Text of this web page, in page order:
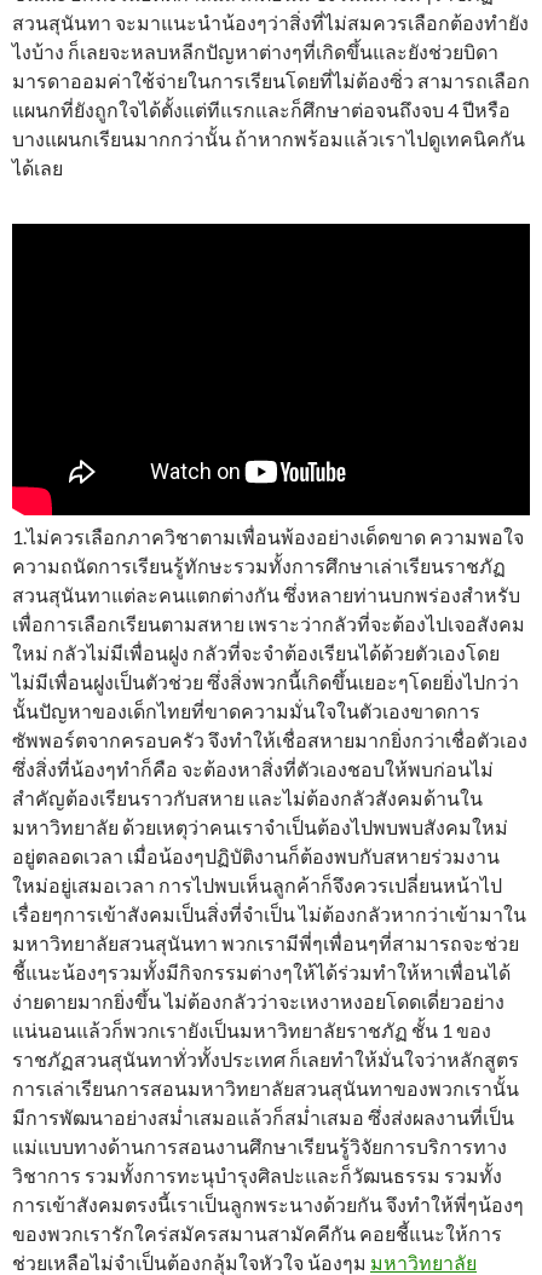
สวนสุนันทา จะมาแนะนำน้องๆว่าสิ่งที่ไม่สมควรเลือกต้องทำยัง
ไงบ้าง ก็เลยจะหลบหลีกปัญหาต่างๆที่เกิดขึ้นและยังช่วยบิดา
มารดาออมค่าใช้จ่ายในการเรียนโดยที่ไม่ต้องซิ่ว สามารถเลือก
แผนกที่ยังถูกใจได้ตั้งแต่ทีแรกและก็ศึกษาต่อจนถึงจบ 4 ปีหรือ
บางแผนกเรียนมากกว่านั้น ถ้าหากพร้อมแล้วเราไปดูเทคนิคกัน
ได้เลย
1.ไม่ควรเลือกภาควิชาตามเพื่อนพ้องอย่างเด็ดขาด ความพอใจ
ความถนัดการเรียนรู้ทักษะรวมทั้งการศึกษาเล่าเรียนราชภัฏ
สวนสุนันทาแต่ละคนแตกต่างกัน ซึ่งหลายท่านบกพร่องสำหรับ
เพื่อการเลือกเรียนตามสหาย เพราะว่ากลัวที่จะต้องไปเจอสังคม
ใหม่ กลัวไม่มีเพื่อนฝูง กลัวที่จะจำต้องเรียนได้ด้วยตัวเองโดย
ไม่มีเพื่อนฝูงเป็นตัวช่วย ซึ่งสิ่งพวกนี้เกิดขึ้นเยอะๆโดยยิ่งไปกว่า
นั้นปัญหาของเด็กไทยที่ขาดความมั่นใจในตัวเองขาดการ
ซัพพอร์ตจากครอบครัว จึงทำให้เชื่อสหายมากยิ่งกว่าเชื่อตัวเอง
ซึ่งสิ่งที่น้องๆทำก็คือ จะต้องหาสิ่งที่ตัวเองชอบให้พบก่อนไม่
สำคัญต้องเรียนราวกับสหาย และไม่ต้องกลัวสังคมด้านใน
มหาวิทยาลัย ด้วยเหตุว่าคนเราจำเป็นต้องไปพบพบสังคมใหม่
อยู่ตลอดเวลา เมื่อน้องๆปฏิบัติงานก็ต้องพบกับสหายร่วมงาน
ใหม่อยู่เสมอเวลา การไปพบเห็นลูกค้าก็จึงควรเปลี่ยนหน้าไป
เรื่อยๆการเข้าสังคมเป็นสิ่งที่จำเป็น ไม่ต้องกลัวหากว่าเข้ามาใน
มหาวิทยาลัยสวนสุนันทา พวกเรามีพี่ๆเพื่อนๆที่สามารถจะช่วย
ชี้แนะน้องๆรวมทั้งมีกิจกรรมต่างๆให้ได้ร่วมทำให้หาเพื่อนได้
ง่ายดายมากยิ่งขึ้น ไม่ต้องกลัวว่าจะเหงาหงอยโดดเดี่ยวอย่าง
แน่นอนแล้วก็พวกเรายังเป็นมหาวิทยาลัยราชภัฏ ชั้น 1 ของ
ราชภัฏสวนสุนันทาทั่วทั้งประเทศ ก็เลยทำให้มั่นใจว่าหลักสูตร
การเล่าเรียนการสอนมหาวิทยาลัยสวนสุนันทาของพวกเรานั้น
มีการพัฒนาอย่างสม่ำเสมอแล้วก็สม่ำเสมอ ซึ่งส่งผลงานที่เป็น
แม่แบบทางด้านการสอนงานศึกษาเรียนรู้วิจัยการบริการทาง
วิชาการ รวมทั้งการทะนุบำรุงศิลปะและก็วัฒนธรรม รวมทั้ง
การเข้าสังคมตรงนี้เราเป็นลูกพระนางด้วยกัน จึงทำให้พี่ๆน้องๆ
ของพวกเรารักใคร่สมัครสมานสามัคคีกัน คอยชี้แนะให้การ
ช่วยเหลือไม่จำเป็นต้องกลุ้มใจหัวใจ น้องๆม มหาวิทยาลัย